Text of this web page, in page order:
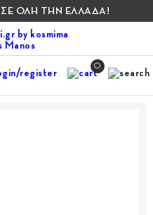
ΟΛΗ ΤΗΝ ΕΛΛΑΔΑ!
0